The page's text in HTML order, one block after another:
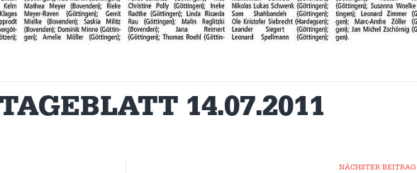
14.07.2011
NÄCHSTER BEITRAG